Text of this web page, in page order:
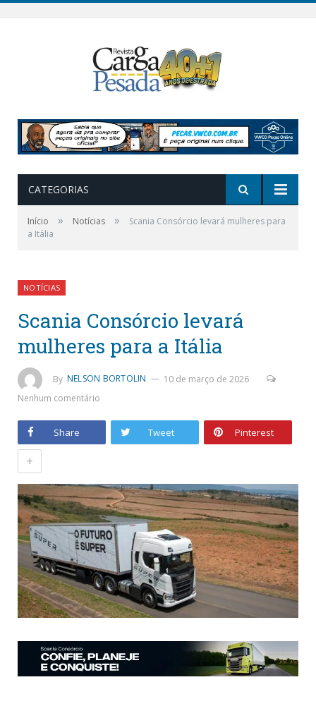
CATEGORIAS
Início » Notícias »
Scania Consórcio levará mulheres para
a Itália
NOTÍCIAS
Scania Consórcio levará
mulheres para a Itália
By NELSON BORTOLIN
10 de março de 2026
Nenhum comentário
Share Tweet Pinterest
+